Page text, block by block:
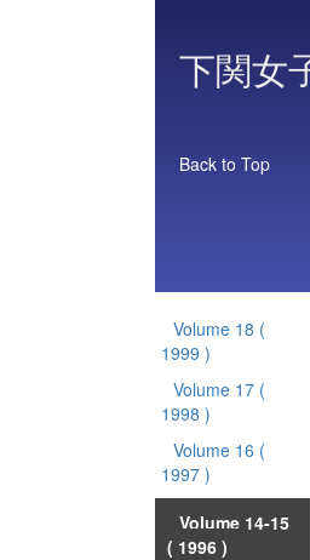
下関女
Back to Top
Volume 18 (
1999 )
Volume 17 (
1998 )
Volume 16 (
1997 )
Volume 14-15
( 1996 )